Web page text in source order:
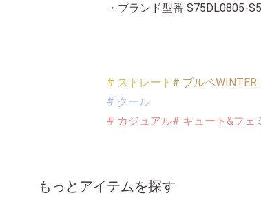
・ブランド型番 S75DL0805-
# ストレート # ブルベWINTER
# クール
# カジュアル# キュート&フェ
もっとアイテムを探す